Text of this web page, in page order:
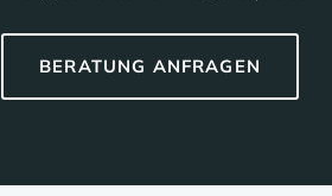
BERATUNG ANFRAGEN